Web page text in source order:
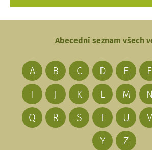
Abecední seznam všech
A B C D E F
I
J K L M N
Q
R S T U V
Y
Z